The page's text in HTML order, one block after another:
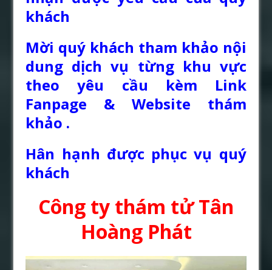
khách
Mời quý khách tham khảo nội
dung dịch vụ từng khu vực
theo yêu cầu kèm Link
Fanpage & Website thám
khảo .
Hân hạnh được phục vụ quý
khách
Công ty thám tử Tân
Hoàng Phát